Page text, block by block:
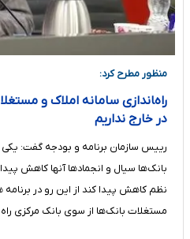
منظور مطرح کرد:
راه‌‍اندازی سامانه املاک و
در خارج نداریم
رییس سازمان برنامه و بودجه گفت: یکی
بانک‌ها سیال و انجمادها آنها کاهش
نظم کاهش پیدا کند از این رو در
مستغلات بانک‌ها از سوی بانک مرکزی